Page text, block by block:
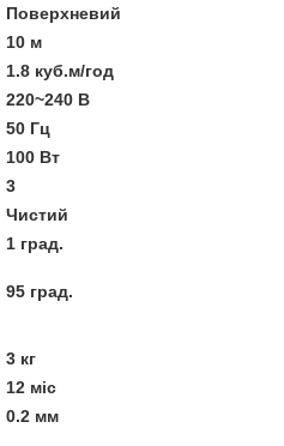
Поверхневий
10 м
1.8 куб.м/год
220~240 В
50 Гц
100 Вт
3
Чистий
1 град.
95 град.
3 кг
12 міс
0.2 мм